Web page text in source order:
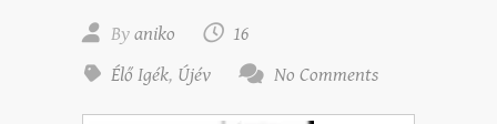
Byaniko
16
Élő Igék, Újév No Comments